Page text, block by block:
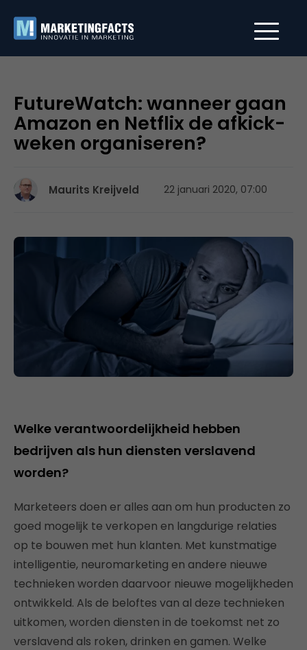
FutureWatch: wanneer gaan
Amazon en Netflix de afkick-
weken organiseren?
Maurits Kreijveld 22 januari 2020, 07:00
Welke verantwoordelijkheid hebben
bedrijven als hun diensten verslavend
worden?
Marketeers doen er alles aan om hun producten zo
goed mogelijk te verkopen en langdurige relaties
op te bouwen met hun klanten. Met kunstmatige
intelligentie, neuromarketing en andere nieuwe
technieken worden daarvoor nieuwe mogelijkheden
ontwikkeld. Als de beloftes van al deze technieken
uitkomen, worden diensten in de toekomst net zo
verslavend als roken, drinken en gamen. Welke